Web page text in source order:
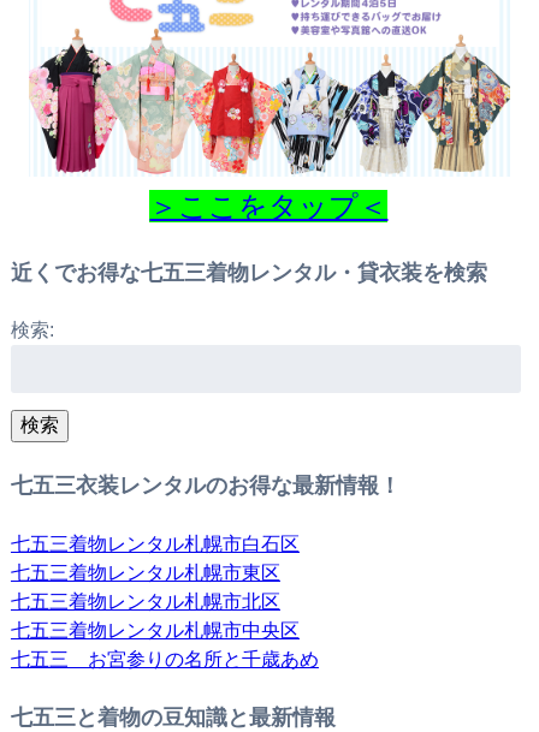
＞ここをタップ＜
近くでお得な七五三着物レンタル・貸衣装を検索
検索:
検索
七五三衣装レンタルのお得な最新情報！
七五三着物レンタル札幌市白石区
七五三着物レンタル札幌市東区
七五三着物レンタル札幌市北区
七五三着物レンタル札幌市中央区
七五三 お宮参りの名所と千歳あめ
七五三と着物の豆知識と最新情報